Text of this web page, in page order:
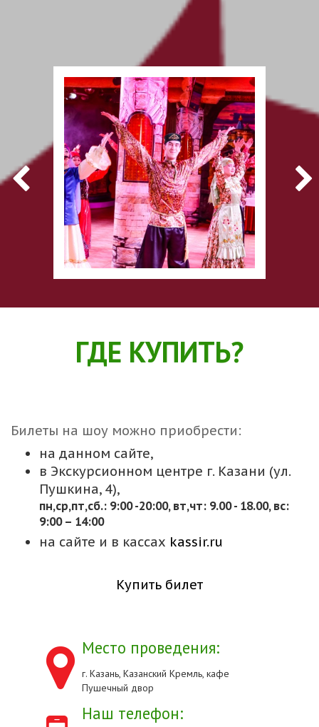
ГДЕ КУПИТЬ?
Билеты на шоу можно приобрести:
на данном сайте,
в Экскурсионном центре г. Казани (ул.
Пушкина, 4),
пн,cр,пт,сб.: 9:00 -20:00, вт,чт: 9.00 - 18.00, вс:
9:00 – 14:00
на сайте и в кассах kassir.ru
Купить билет
Место проведения:
г. Казань, Казанский Кремль, кафе
Пушечный двор
Наш телефон: